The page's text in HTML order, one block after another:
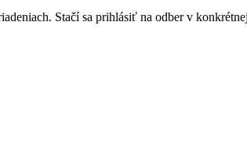
Stačí sa prihlásiť na odber v